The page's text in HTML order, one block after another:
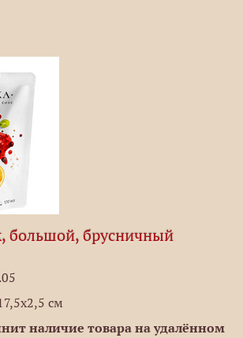
большой, брусничный
см
наличие товара на удалённом